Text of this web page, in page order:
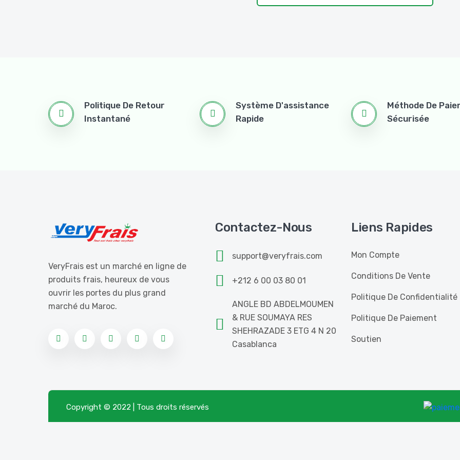
Politique De Retour
Instantané
Système D'assistance
Rapide
Méthode De
Sécurisée
VeryFrais est un marché en ligne de
produits frais, heureux de vous
ouvrir les portes du plus grand
marché du Maroc.
Contactez-Nous
support@veryfrais.com
+212 6 00 03 80 01
ANGLE BD ABDELMOUMEN
& RUE SOUMAYA RES
SHEHRAZADE 3 ETG 4 N 20
Casablanca
Liens Rapides
Mon Compte
Conditions De Vente
Politique De Confidentialité
Politique De Paiement
Soutien
Copyright © 2022 | Tous droits réservés